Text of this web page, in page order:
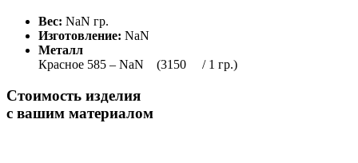
Вес: NaN гр.
Изготовление: NaN
Металл
Красное 585 – NaN
(3150 / 1 гр.)
Стоимость изделия
с вашим материалом